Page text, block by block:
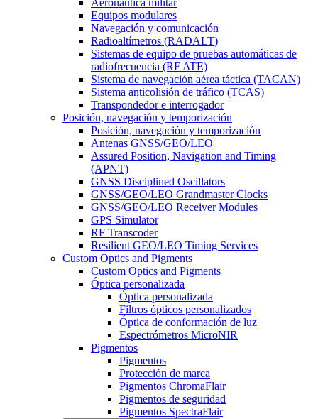
Aeronáutica militar
Equipos modulares
Navegación y comunicación
Radioaltímetros (RADALT)
Sistemas de equipo de pruebas automáticas de
radiofrecuencia (RF ATE)
Sistema de navegación aérea táctica (TACAN)
Sistema anticolisión de tráfico (TCAS)
Transpondedor e interrogador
Posición, navegación y temporización
Posición, navegación y temporización
Antenas GNSS/GEO/LEO
Assured Position, Navigation and Timing
(APNT)
GNSS Disciplined Oscillators
GNSS/GEO/LEO Grandmaster Clocks
GNSS/GEO/LEO Receiver Modules
GPS Simulator
RF Transcoder
Resilient GEO/LEO Timing Services
Custom Optics and Pigments
Custom Optics and Pigments
Óptica personalizada
Óptica personalizada
Filtros ópticos personalizados
Óptica de conformación de luz
Espectrómetros MicroNIR
Pigmentos
Pigmentos
Protección de marca
Pigmentos ChromaFlair
Pigmentos de seguridad
Pigmentos SpectraFlair